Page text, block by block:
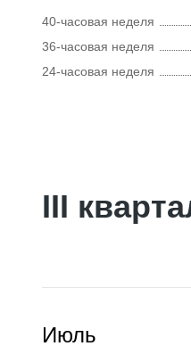
40-часовая неделя
36-часовая неделя
24-часовая неделя
III
Июль